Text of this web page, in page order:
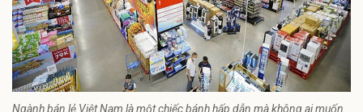
Ngành bán lẻ Việt Nam là một chiếc bánh hấp dẫn mà không ai muốn